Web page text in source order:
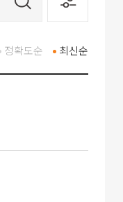
최신순
정확도순